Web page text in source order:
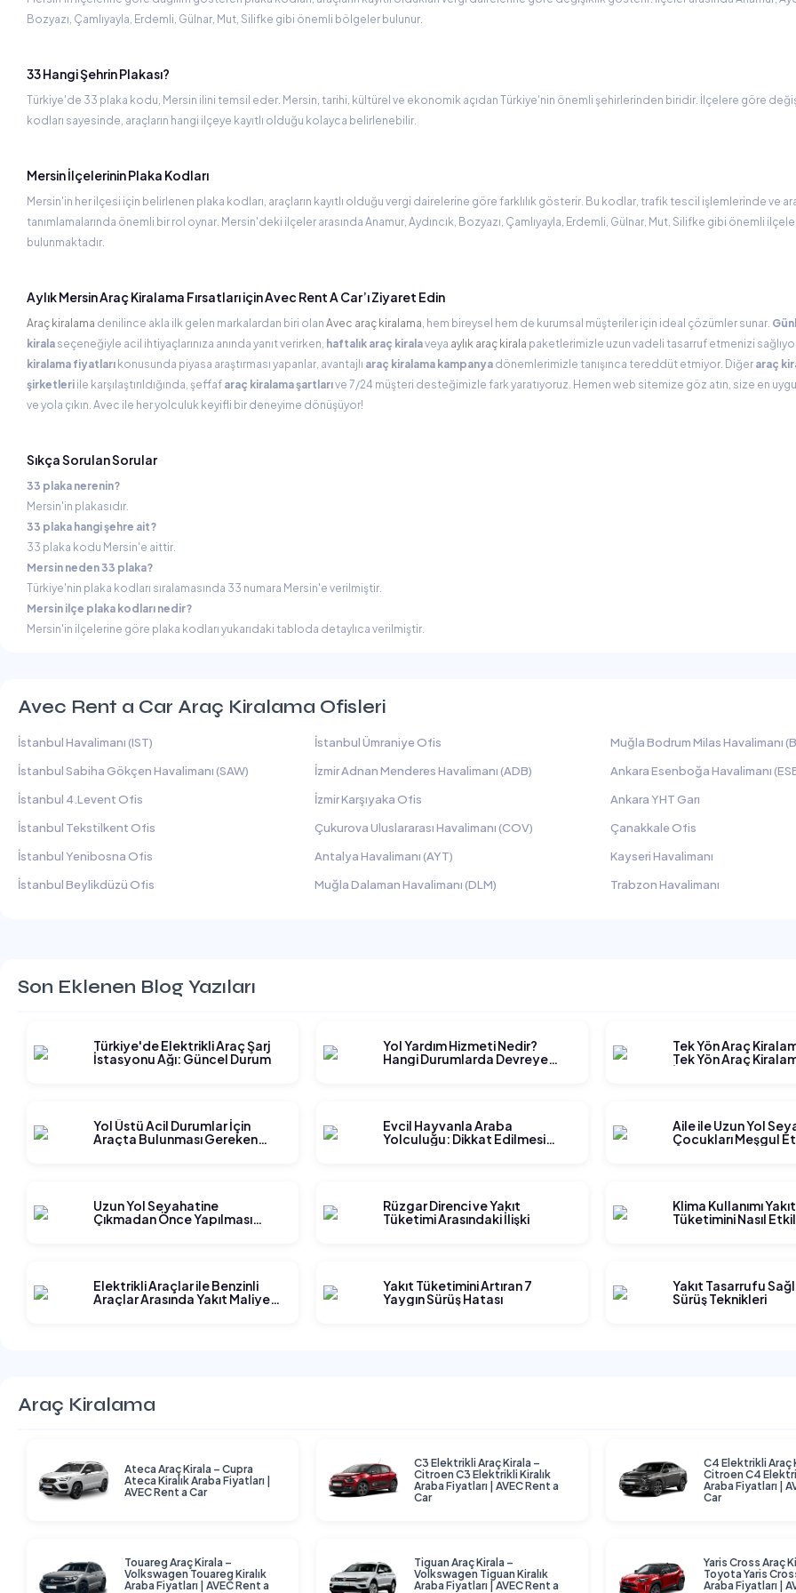
Bozyazı, Çamlıyayla, Erdemli, Gülnar, Mut, Silifke gibi önemli bölgeler bulunur.
33 Hangi Şehrin Plakası?
Türkiye'de 33 plaka kodu, Mersin ilini temsil eder. Mersin, tarihi, kültürel ve ekonomik açıdan Türkiye'nin önemli şehirlerinden biridir. İlçelere göre
kodları sayesinde, araçların hangi ilçeye kayıtlı olduğu kolayca belirlenebilir.
Mersin İlçelerinin Plaka Kodları
Mersin'in her ilçesi için belirlenen plaka kodları, araçların kayıtlı olduğu vergi dairelerine göre farklılık gösterir. Bu kodlar, trafik tescil işlemlerinde ve
tanımlamalarında önemli bir rol oynar. Mersin'deki ilçeler arasında Anamur, Aydıncık, Bozyazı, Çamlıyayla, Erdemli, Gülnar, Mut, Silifke gibi önemli
bulunmaktadır.
Aylık Mersin Araç Kiralama Fırsatları için Avec Rent A Car’ı Ziyaret Edin
Araç kiralama denilince akla ilk gelen markalardan biri olan Avec araç kiralama, hem bireysel hem de kurumsal müşteriler için ideal çözümler sunar.
kirala seçeneğiyle acil ihtiyaçlarınıza anında yanıt verirken, haftalık araç kiralaveya aylık araç kirala paketlerimizle uzun vadeli tasarruf etmenizi
kiralama fiyatları konusunda piyasa araştırması yapanlar, avantajlı araç kiralama kampanya dönemlerimizle tanışınca tereddüt etmiyor. Diğer araç
şirketleri ile karşılaştırıldığında, şeffaf araç kiralama şartlarıve 7/24 müşteri desteğimizle fark yaratıyoruz. Hemen web sitemize göz atın, size en
ve yola çıkın. Avec ile her yolculuk keyifli bir deneyime dönüşüyor!
Sıkça Sorulan Sorular
33 plaka nerenin?
Mersin'in plakasıdır.
33 plaka hangi şehre ait?
33 plaka kodu Mersin'e aittir.
Mersin neden 33 plaka?
Türkiye'nin plaka kodları sıralamasında 33 numara Mersin'e verilmiştir.
Mersin ilçe plaka kodları nedir?
Mersin'in ilçelerine göre plaka kodları yukarıdaki tabloda detaylıca verilmiştir.
Avec Rent a Car Araç Kiralama Ofisleri
İstanbul Havalimanı (IST)
İstanbul Sabiha Gökçen Havalimanı (SAW)
İstanbul 4.Levent Ofis
İstanbul Tekstilkent Ofis
İstanbul Yenibosna Ofis
İstanbul Beylikdüzü Ofis
İstanbul Ümraniye Ofis
İzmir Adnan Menderes Havalimanı (ADB)
İzmir Karşıyaka Ofis
Çukurova Uluslararası Havalimanı (COV)
Antalya Havalimanı (AYT)
Muğla Dalaman Havalimanı (DLM)
Muğla Bodrum Milas Havalimanı
Ankara Esenboğa Havalimanı
Ankara YHT Garı
Çanakkale Ofis
Kayseri Havalimanı
Trabzon Havalimanı
Son Eklenen Blog Yazıları
Türkiye'de Elektrikli Araç Şarj
İstasyonu Ağı: Güncel Durum
Yol Yardım Hizmeti Nedir?
Hangi Durumlarda Devreye
Tek Yön Araç
Tek Yön Araç
Yol Üstü Acil Durumlar İçin
Araçta Bulunması Gereken
Evcil Hayvanla Araba
Yolculuğu: Dikkat Edilmesi
Aile ile Uzun Yol
Çocukları Meşgul
Uzun Yol Seyahatine
Çıkmadan Önce Yapılması
Rüzgar Direnci ve Yakıt
Tüketimi Arasındaki İlişki
Klima Kullanımı Yakıt
Tüketimini Nasıl
Elektrikli Araçlar ile Benzinli
Araçlar Arasında Yakıt Maliyeti
Yakıt Tüketimini Artıran 7
Yaygın Sürüş Hatası
Yakıt Tasarrufu
Sürüş Teknikleri
Araç Kiralama
Ateca Araç Kirala – Cupra
Ateca Kiralık Araba Fiyatları |
AVEC Rent a Car
C3 Elektrikli Araç Kirala –
Citroen C3 Elektrikli Kiralık
Araba Fiyatları | AVEC Rent a
Car
C4 Elektrikli Araç
Citroen C4
Araba Fiyatları |
Car
Touareg Araç Kirala –
Volkswagen Touareg Kiralık
Araba Fiyatları | AVEC Rent a
Tiguan Araç Kirala –
Volkswagen Tiguan Kiralık
Araba Fiyatları | AVEC Rent a
Yaris Cross Araç
Toyota Yaris
Araba Fiyatları |